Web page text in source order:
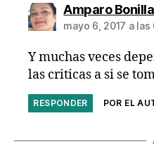
Amparo Bonilla
mayo 6, 2017 a las
Y muchas veces
las criticas a si se
RESPONDER POR EL